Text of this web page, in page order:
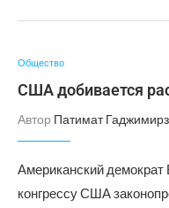
Общество
США добивается
Автор Патимат
Американский
конгрессу США